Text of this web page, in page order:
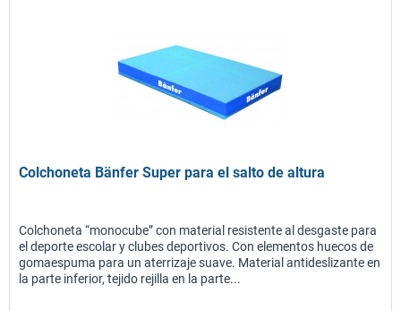
Colchoneta Bänfer Super para el salto de altura
Colchoneta “monocube” con material resistente al desgaste para
el deporte escolar y clubes deportivos. Con elementos huecos de
gomaespuma para un aterrizaje suave. Material antideslizante en
la parte inferior, tejido rejilla en la parte...